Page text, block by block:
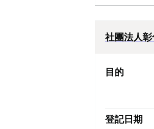
社團法人
目的
登記日期